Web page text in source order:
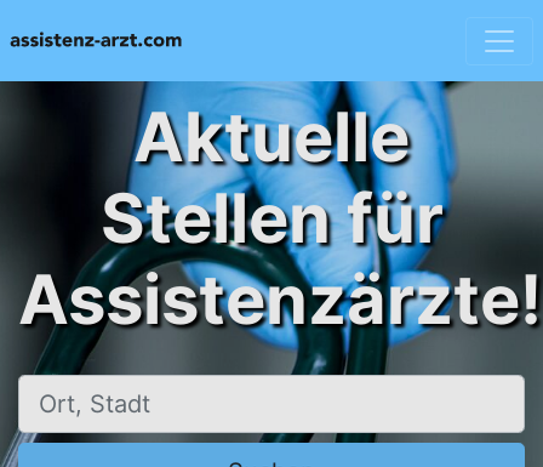
Aktuelle
Stellen für
Assistenzärzte!
Ort, Stadt